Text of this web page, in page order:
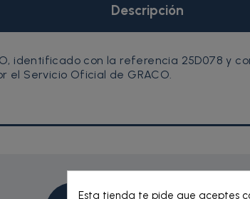
Descripción
identificado con la referencia 25D078 y
el Servicio Oficial de GRACO.
Esta tienda te pide que aceptes